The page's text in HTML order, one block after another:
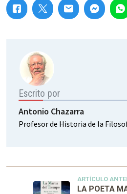
Escrito por
Antonio Chazarra
Profesor de Historia de la
ARTÍCULO
LA POETA